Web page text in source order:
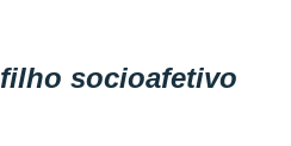
filho socioafetivo